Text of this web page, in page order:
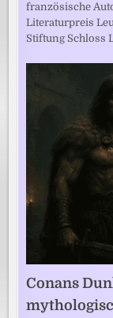
französische
Literaturpreis
Stiftung Schloss
Conans